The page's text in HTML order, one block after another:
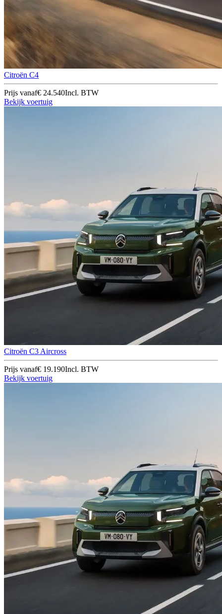
Citroën C4
Prijs vanaf€ 24.540Incl. BTW
Bekijk voertuig
Citroën C3 Aircross
Prijs vanaf€ 19.190Incl. BTW
Bekijk voertuig